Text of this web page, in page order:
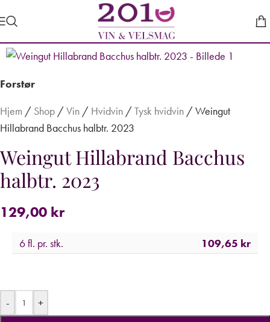
Forstør
Hjem / Shop / Vin / Hvidvin / Tysk hvidvin / Weingut
Hillabrand Bacchus halbtr. 2023
Weingut Hillabrand Bacchus
halbtr. 2023
129,00 kr
6 fl. pr. stk. 109,65 kr
- +